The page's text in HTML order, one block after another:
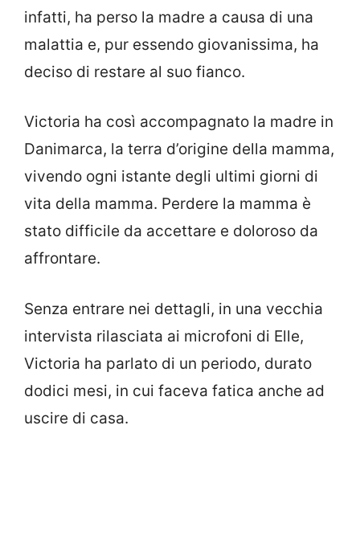
infatti, ha perso la madre a causa di una
malattia e, pur essendo giovanissima, ha
deciso di restare al suo fianco.
Victoria ha così accompagnato la madre in
Danimarca, la terra d’origine della mamma,
vivendo ogni istante degli ultimi giorni di
vita della mamma. Perdere la mamma è
stato difficile da accettare e doloroso da
affrontare.
Senza entrare nei dettagli, in una vecchia
intervista rilasciata ai microfoni di Elle,
Victoria ha parlato di un periodo, durato
dodici mesi, in cui faceva fatica anche ad
uscire di casa.